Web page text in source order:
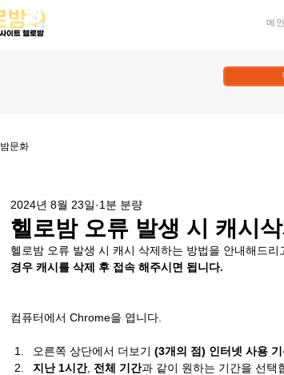
메인
밤문화
헬로밤 오류 발생 시 캐시
2024년 8월 23일 1분 분량
헬로밤 오류 발생 시 캐시 삭제하는 방법을 안내해드리
경우 캐시를 삭제 후 접속 해주시면 됩니다.
컴퓨터에서 Chrome을 엽니다.
오른쪽 상단에서 더보기 (3개의 점) 인터넷 사용 기
지난 1시간, 전체 기간과 같이 원하는 기간을 선택